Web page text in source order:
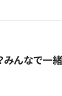
んなで一緒